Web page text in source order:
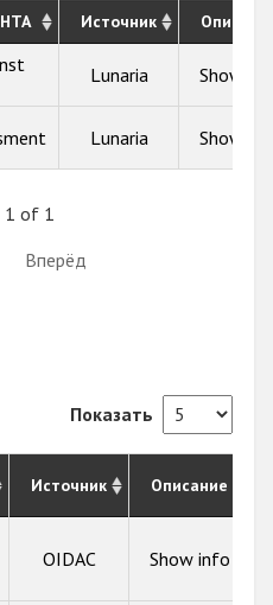
Источник
Lunaria Show
Lunaria Show
1 of 1
Вперёд
Показать
Источник Описание
OIDAC Show info